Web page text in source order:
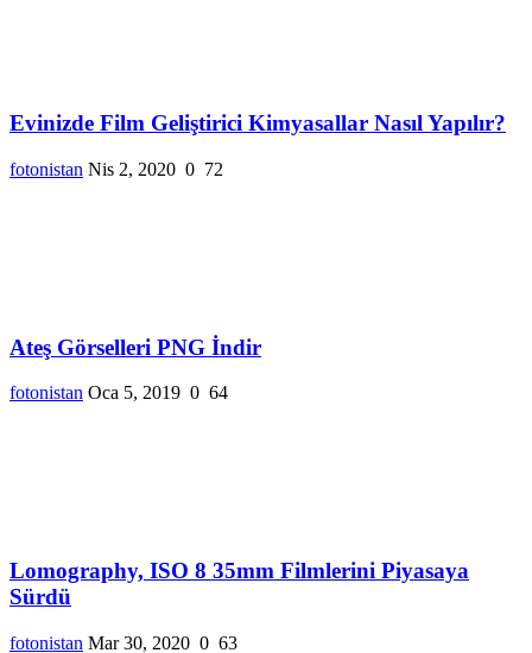
Evinizde Film Geliştirici Kimyasallar Nasıl Yapılır?
fotonistan Nis 2, 2020 0 72
Ateş Görselleri PNG İndir
fotonistan Oca 5, 2019 0 64
Lomography, ISO 8 35mm Filmlerini Piyasaya
Sürdü
fotonistan Mar 30, 2020 0 63